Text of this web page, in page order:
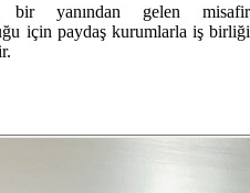
bir yanından gelen misafir
için paydaş kurumlarla iş birliği